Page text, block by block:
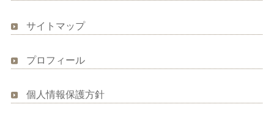
サイトマップ
プロフィール
個人情報保護方針